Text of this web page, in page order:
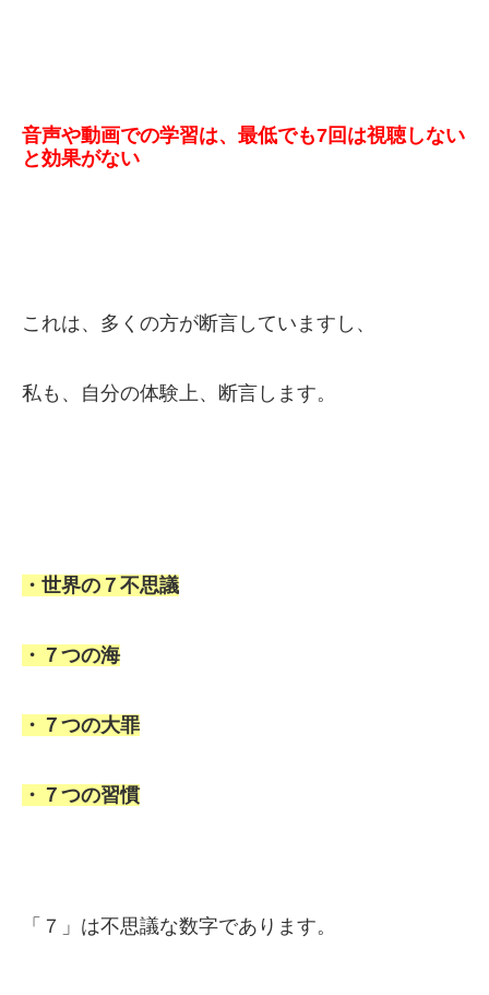
音声や動画での学習は、最低でも7回は視聴しない
と効果がない
これは、多くの方が断言していますし、
私も、自分の体験上、断言します。
・世界の７不思議
・７つの海
・７つの大罪
・７つの習慣
「７」は不思議な数字であります。